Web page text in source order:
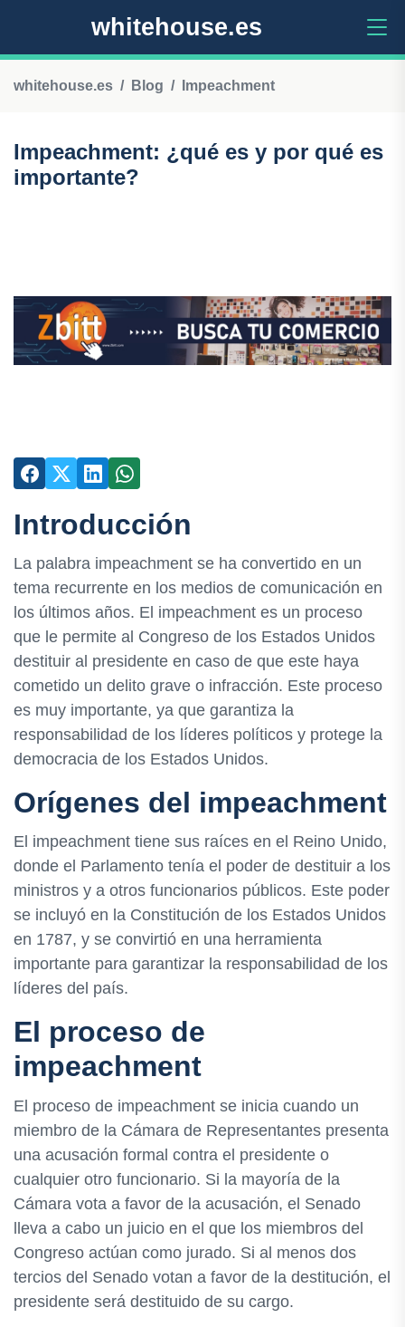
whitehouse.es
whitehouse.es Blog Impeachment
Impeachment: ¿qué es y por qué es
importante?
Introducción
La palabra impeachment se ha convertido en un
tema recurrente en los medios de comunicación en
los últimos años. El impeachment es un proceso
que le permite al Congreso de los Estados Unidos
destituir al presidente en caso de que este haya
cometido un delito grave o infracción. Este proceso
es muy importante, ya que garantiza la
responsabilidad de los líderes políticos y protege la
democracia de los Estados Unidos.
Orígenes del impeachment
El impeachment tiene sus raíces en el Reino Unido,
donde el Parlamento tenía el poder de destituir a los
ministros y a otros funcionarios públicos. Este poder
se incluyó en la Constitución de los Estados Unidos
en 1787, y se convirtió en una herramienta
importante para garantizar la responsabilidad de los
líderes del país.
El proceso de
impeachment
El proceso de impeachment se inicia cuando un
miembro de la Cámara de Representantes presenta
una acusación formal contra el presidente o
cualquier otro funcionario. Si la mayoría de la
Cámara vota a favor de la acusación, el Senado
lleva a cabo un juicio en el que los miembros del
Congreso actúan como jurado. Si al menos dos
tercios del Senado votan a favor de la destitución, el
presidente será destituido de su cargo.